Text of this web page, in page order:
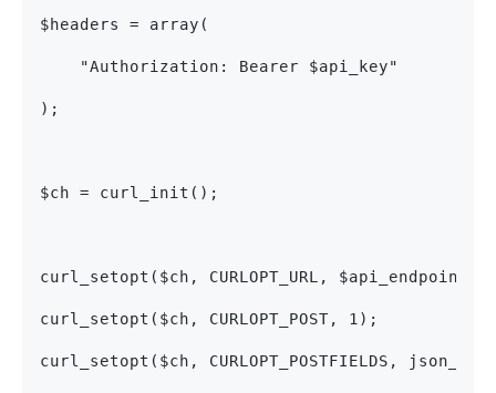
$headers = array(
    "Authorization: Bearer $api_key"
);
$ch = curl_init();
curl_setopt($ch, CURLOPT_URL, $api_endpoint);
curl_setopt($ch, CURLOPT_POST, 1);
curl_setopt($ch, CURLOPT_POSTFIELDS,